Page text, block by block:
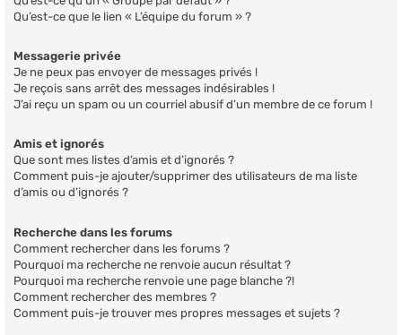
Qu’est-ce que le lien « L’équipe du forum » ?
Messagerie privée
Je ne peux pas envoyer de messages privés !
Je reçois sans arrêt des messages indésirables !
J’ai reçu un spam ou un courriel abusif d’un membre de ce forum !
Amis et ignorés
Que sont mes listes d’amis et d’ignorés ?
Comment puis-je ajouter/supprimer des utilisateurs de ma liste
d’amis ou d’ignorés ?
Recherche dans les forums
Comment rechercher dans les forums ?
Pourquoi ma recherche ne renvoie aucun résultat ?
Pourquoi ma recherche renvoie une page blanche ?!
Comment rechercher des membres ?
Comment puis-je trouver mes propres messages et sujets ?